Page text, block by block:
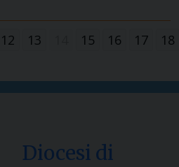
12 13 15 16 17 18
Diocesi di